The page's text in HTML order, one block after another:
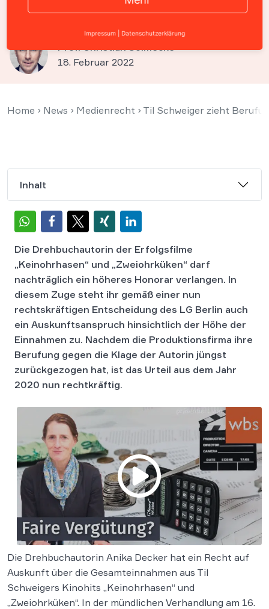
Auskunft über Filmeinnahmen
Prof. Christian Solmecke
18. Februar 2022
Home › News › Medienrecht › Til Schweiger zieht
Inhalt
Die Drehbuchautorin der Erfolgsfilme
„Keinohrhasen“ und „Zweiohrküken“ darf
nachträglich ein höheres Honorar verlangen. In
diesem Zuge steht ihr gemäß einer nun
rechtskräftigen Entscheidung des LG Berlin auch
ein Auskunftsanspruch hinsichtlich der Höhe der
Einnahmen zu. Nachdem die Produktionsfirma ihre
Berufung gegen die Klage der Autorin jüngst
zurückgezogen hat, ist das Urteil aus dem Jahr
2020 nun rechtkräftig.
Die Drehbuchautorin Anika Decker hat ein Recht auf
Auskunft über die Gesamteinnahmen aus Til
Schweigers Kinohits „Keinohrhasen“ und
„Zweiohrküken“. In der mündlichen Verhandlung am 16.
Impressum Datenschutzerklärung